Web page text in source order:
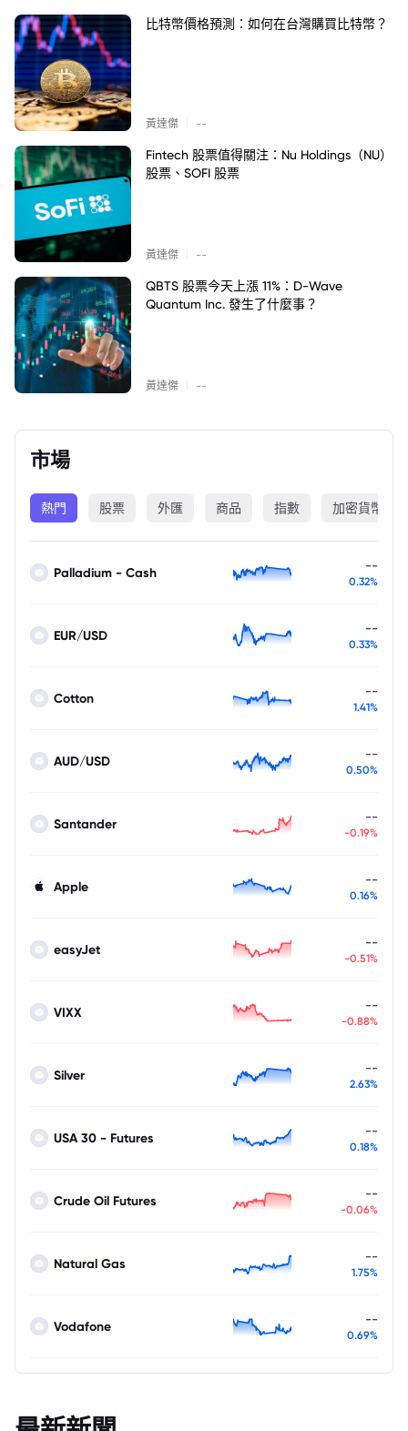
比特幣價格預測：如何在台灣購買比特幣？
黃達傑 --
Fintech 股票值得關注：Nu Holdings（NU）
股票、SOFI 股票
黃達傑 --
QBTS 股票今天上漲 11%：D-Wave
Quantum Inc. 發生了什麼事？
黃達傑 --
市場
熱門 股票 外匯 商品 指數 加密貨幣
Palladium - Cash --
0.32%
EUR/USD --
0.33%
Cotton --
1.41%
AUD/USD --
0.50%
Santander --
-0.19%
Apple --
0.16%
easyJet --
-0.51%
VIXX --
-0.88%
Silver --
2.63%
USA 30 - Futures --
0.18%
Crude Oil Futures --
-0.06%
Natural Gas --
1.75%
Vodafone --
0.69%